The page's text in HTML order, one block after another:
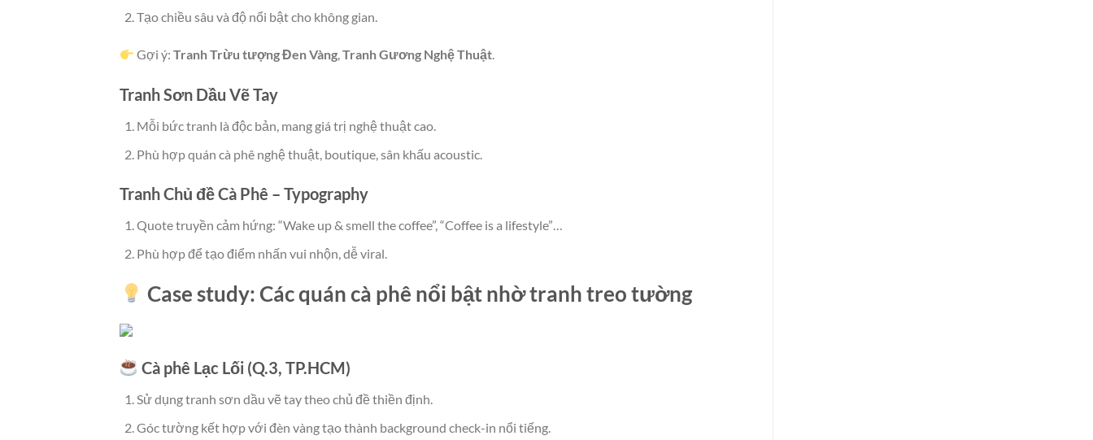
Tạo chiều sâu và độ nổi bật cho không gian.
Gợi ý:Tranh Trừu tượng Đen Vàng,Tranh Gương Nghệ Thuật.
Tranh Sơn Dầu Vẽ Tay
Mỗi bức tranh là độc bản, mang giá trị nghệ thuật cao.
Phù hợp quán cà phê nghệ thuật, boutique, sân khấu acoustic.
Tranh Chủ đề Cà Phê – Typography
Quote truyền cảm hứng: “Wake up & smell the coffee”, “Coffee is a lifestyle”…
Phù hợp để tạo điểm nhấn vui nhộn, dễ viral.
Case study: Các quán cà phê nổi bật nhờ tranh treo tường
Cà phê Lạc Lối (Q.3, TP.HCM)
Sử dụng tranh sơn dầu vẽ tay theo chủ đề thiền định.
Góc tường kết hợp với đèn vàng tạo thành background check-in nổi tiếng.